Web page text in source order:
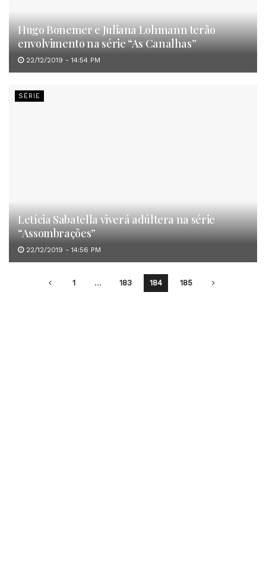
Hugo Bonemer e Juliana Lohmann terão
envolvimento na série “As Canalhas”
22/12/2019 - 14:54 PM
SÉRIE
Letícia Sabatella viverá adúltera na série
“Assombrações”
22/12/2019 - 14:56 PM
1 … 183 184 185